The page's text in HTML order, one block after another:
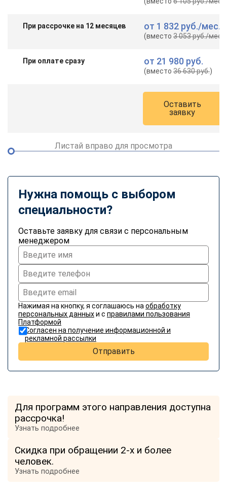
При рассрочке на 12 месяцев от 1 832 руб./мес.
(вместо3 053 руб./мес.
При оплате сразу от 21 980 руб.
(вместо36 630 руб.)
Оставить
заявку
Листай вправо для просмотра
Нужна помощь с выбором
специальности?
Оставьте заявку для связи с персональным
менеджером
Нажимая на кнопку, я соглашаюсь на обработку
персональных данныхи с правилами пользования
Платформой
Согласен на получение информационной и
рекламной рассылки
Отправить
Для программ этого направления доступна
рассрочка!
Узнать подробнее
Скидка при обращении 2-х и более
человек.
Узнать подробнее